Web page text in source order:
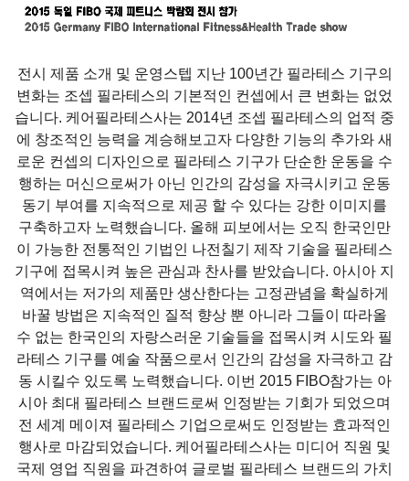
전시 제품 소개 및 운영스텝 지난 100년간 필라테스 기구의
변화는 조셉 필라테스의 기본적인 컨셉에서 큰 변화는 없었
습니다. 케어필라테스사는 2014년 조셉 필라테스의 업적 중
에 창조적인 능력을 계승해보고자 다양한 기능의 추가와 새
로운 컨셉의 디자인으로 필라테스 기구가 단순한 운동을 수
행하는 머신으로써가 아닌 인간의 감성을 자극시키고 운동
동기 부여를 지속적으로 제공 할 수 있다는 강한 이미지를
구축하고자 노력했습니다. 올해 피보에서는 오직 한국인만
이 가능한 전통적인 기법인 나전칠기 제작 기술을 필라테스
기구에 접목시켜 높은 관심과 찬사를 받았습니다. 아시아 지
역에서는 저가의 제품만 생산한다는 고정관념을 확실하게
바꿀 방법은 지속적인 질적 향상 뿐 아니라 그들이 따라올
수 없는 한국인의 자랑스러운 기술들을 접목시켜 시도와 필
라테스 기구를 예술 작품으로서 인간의 감성을 자극하고 감
동 시킬수 있도록 노력했습니다. 이번 2015 FIBO참가는 아
시아 최대 필라테스 브랜드로써 인정받는 기회가 되었으며
전 세계 메이져 필라테스 기업으로써도 인정받는 효과적인
행사로 마감되었습니다. 케어필라테스사는 미디어 직원 및
국제 영업 직원을 파견하여 글로벌 필라테스 브랜드의 가치